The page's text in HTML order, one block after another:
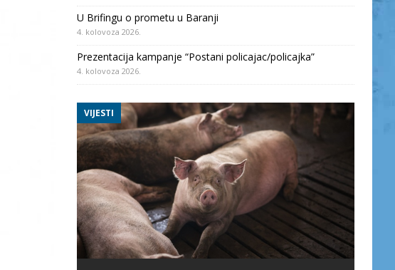
U Brifingu o prometu u Baranji
4. kolovoza 2026.
Prezentacija kampanje “Postani policajac/policajka”
4. kolovoza 2026.
VIJESTI